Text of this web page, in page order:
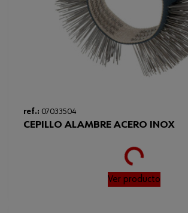
ref.: 07033504
CEPILLO ALAMBRE ACERO INOX
Loading...
Ver producto